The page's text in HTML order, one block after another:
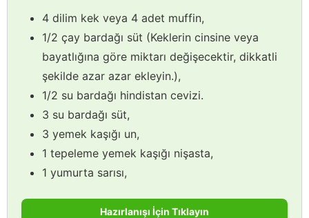
4 dilim kek veya 4 adet muffin,
1/2 çay bardağı süt (Keklerin cinsine veya
bayatlığına göre miktarı değişecektir, dikkatli
şekilde azar azar ekleyin.),
1/2 su bardağı hindistan cevizi.
3 su bardağı süt,
3 yemek kaşığı un,
1 tepeleme yemek kaşığı nişasta,
1 yumurta sarısı,
Hazırlanışı İçin Tıklayın